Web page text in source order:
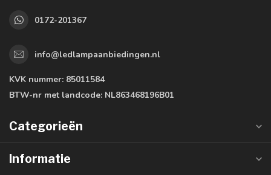
0172-201367
info@ledlampaanbiedingen.nl
KVK nummer: 85011584
BTW-nr met landcode: NL863468196B01
Categorieën
Informatie